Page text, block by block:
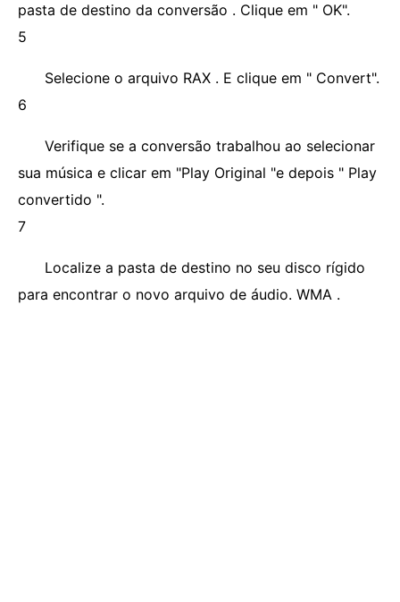
pasta de destino da conversão . Clique em " OK".
5
Selecione o arquivo RAX . E clique em " Convert".
6
Verifique se a conversão trabalhou ao selecionar
sua música e clicar em "Play Original "e depois " Play
convertido ".
7
Localize a pasta de destino no seu disco rígido
para encontrar o novo arquivo de áudio. WMA .